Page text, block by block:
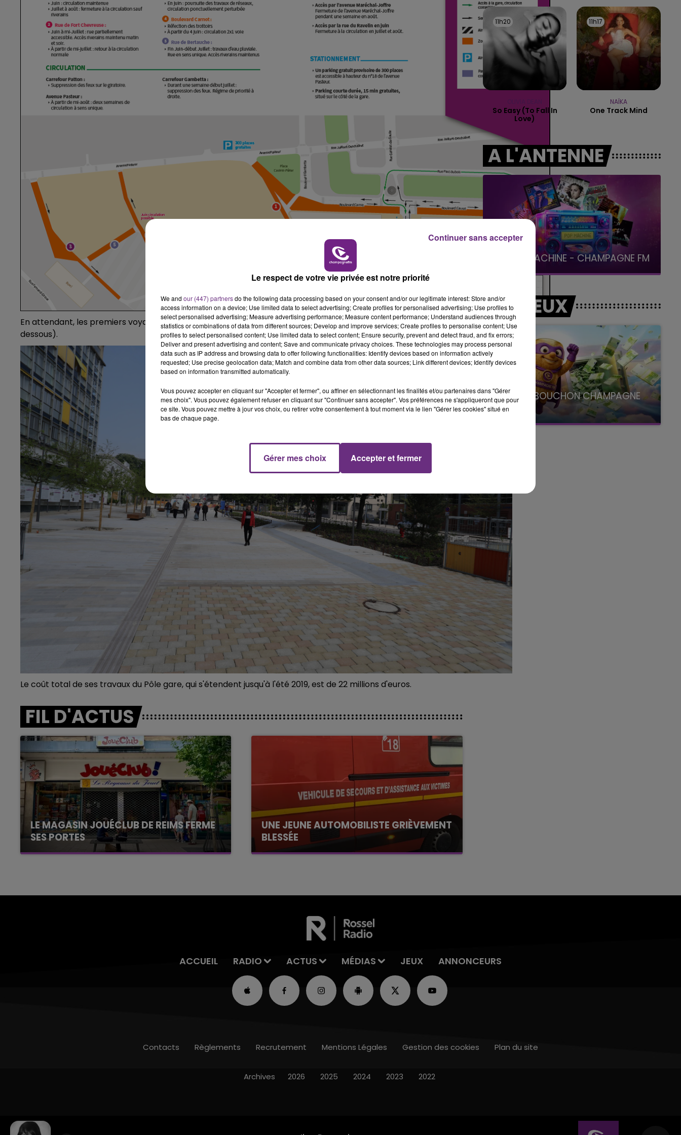
14h00 - 15h00
LA RADIO POP
15h00 - 19h00
LE CLUB CHAMPAGNE FM
19h00 - 19h15
LA POP MACHINE - CHAMPAGNE FM
En attendant, les premiers voyageurs ont déjà profité du parvis de la gare qui est quasi terminé (voir photo ci-
dessous).
Le coût total de ses travaux du Pôle gare, qui s'étendent jusqu'à l'été 2019, est de 22 millions d'euros.
FIL D'ACTUS
LE MAGASIN JOUÉCLUB DE REIMS FERME
SES PORTES
C'était l'une des institutions du centre-ville
UNE JEUNE AUTOMOBILISTE GRIÈVEMENT
BLESSÉE
Une automobiliste s'est retrouvée piégée dans
11h20
11h20
So Easy (to Fall In
Love)
11h17
11h17
NAÏKA
One Track Mind
A L'ANTENNE
15h00 - 19h00
Le Club Champagne FM
19h00 - 19h15
LA POP MACHINE - CHAMPAGNE FM LA RADIO POP
LES JEUX
LE SUPER BOUCHON CHAMPAGNE
FM
avec La Famille Champagne FM, à 8H10
ACCUEIL RADIO ACTUS MÉDIAS JEUX ANNONCEURS
Contacts Règlements Recrutement Mentions Légales Gestion des cookies Plan du site
Archives 2026 2025 2024 2023 2022
Le respect de votre vie privée est notre priorité
We and our (447) partnersdo the following data processing based on your consent and/or our legitimate interest: Store and/or
access information on a device; Use limited data to select advertising; Create profiles for personalised advertising; Use profiles to
select personalised advertising; Measure advertising performance; Measure content performance; Understand audiences through
statistics or combinations of data from different sources; Develop and improve services; Create profiles to personalise content; Use
profiles to select personalised content; Use limited data to select content; Ensure security, prevent and detect fraud, and fix errors;
Deliver and present advertising and content; Save and communicate privacy choices. These technologies may process personal
data such as IP address and browsing data to offer following functionalities: Identify devices based on information actively
requested; Use precise geolocation data; Match and combine data from other data sources; Link different devices; Identify devices
based on information transmitted automatically.
Vous pouvez accepter en cliquant sur "Accepter et fermer", ou affiner en sélectionnant les finalités et/ou partenaires dans "Gérer
mes choix". Vous pouvez également refuser en cliquant sur "Continuer sans accepter". Vos préférences ne s'appliqueront que pour
ce site. Vous pouvez mettre à jour vos choix, ou retirer votre consentement à tout moment via le lien "Gérer les cookies" situé en
bas de chaque page.
Gérer mes choix Accepter et fermer
Continuer sans accepter